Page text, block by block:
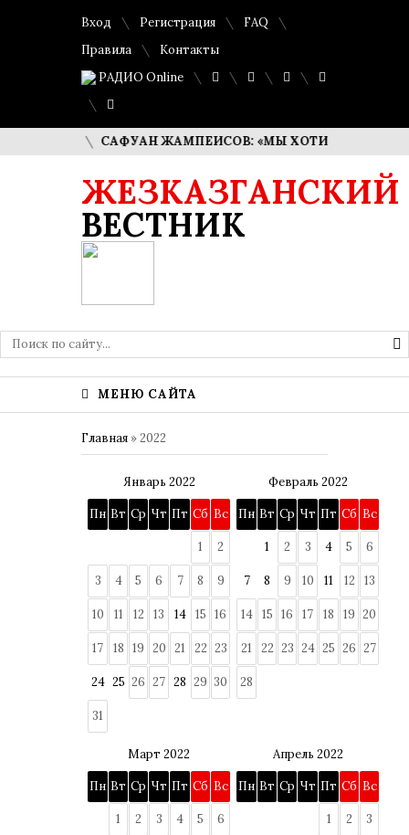
Вход Регистрация
FAQ
Правила
Контакты
РАДИО Online
САФУАН ЖАМПЕИСОВ: «МЫ ХОТИМ СТАТЬ
ЖЕЗКАЗГАНСКИЙ
ВЕСТНИК
МЕНЮ САЙТА
Главная »2022
Январь 2022
Пн Вт Ср Чт Пт Сб Вс
1 2
3 4 5 6 7 8 9
10 11 12 13 14 15 16
17 18 19 20 21 22 23
24 25 26 27 28 29 30
31
Февраль 2022
Пн Вт Ср Чт Пт Сб Вс
1 2 3 4 5 6
7 8 9 10 11 12 13
14 15 16 17 18 19 20
21 22 23 24 25 26 27
28
Март 2022
Пн Вт Ср Чт Пт Сб Вс
1 2 3 4 5 6
Апрель 2022
Пн Вт Ср Чт Пт Сб Вс
1 2 3